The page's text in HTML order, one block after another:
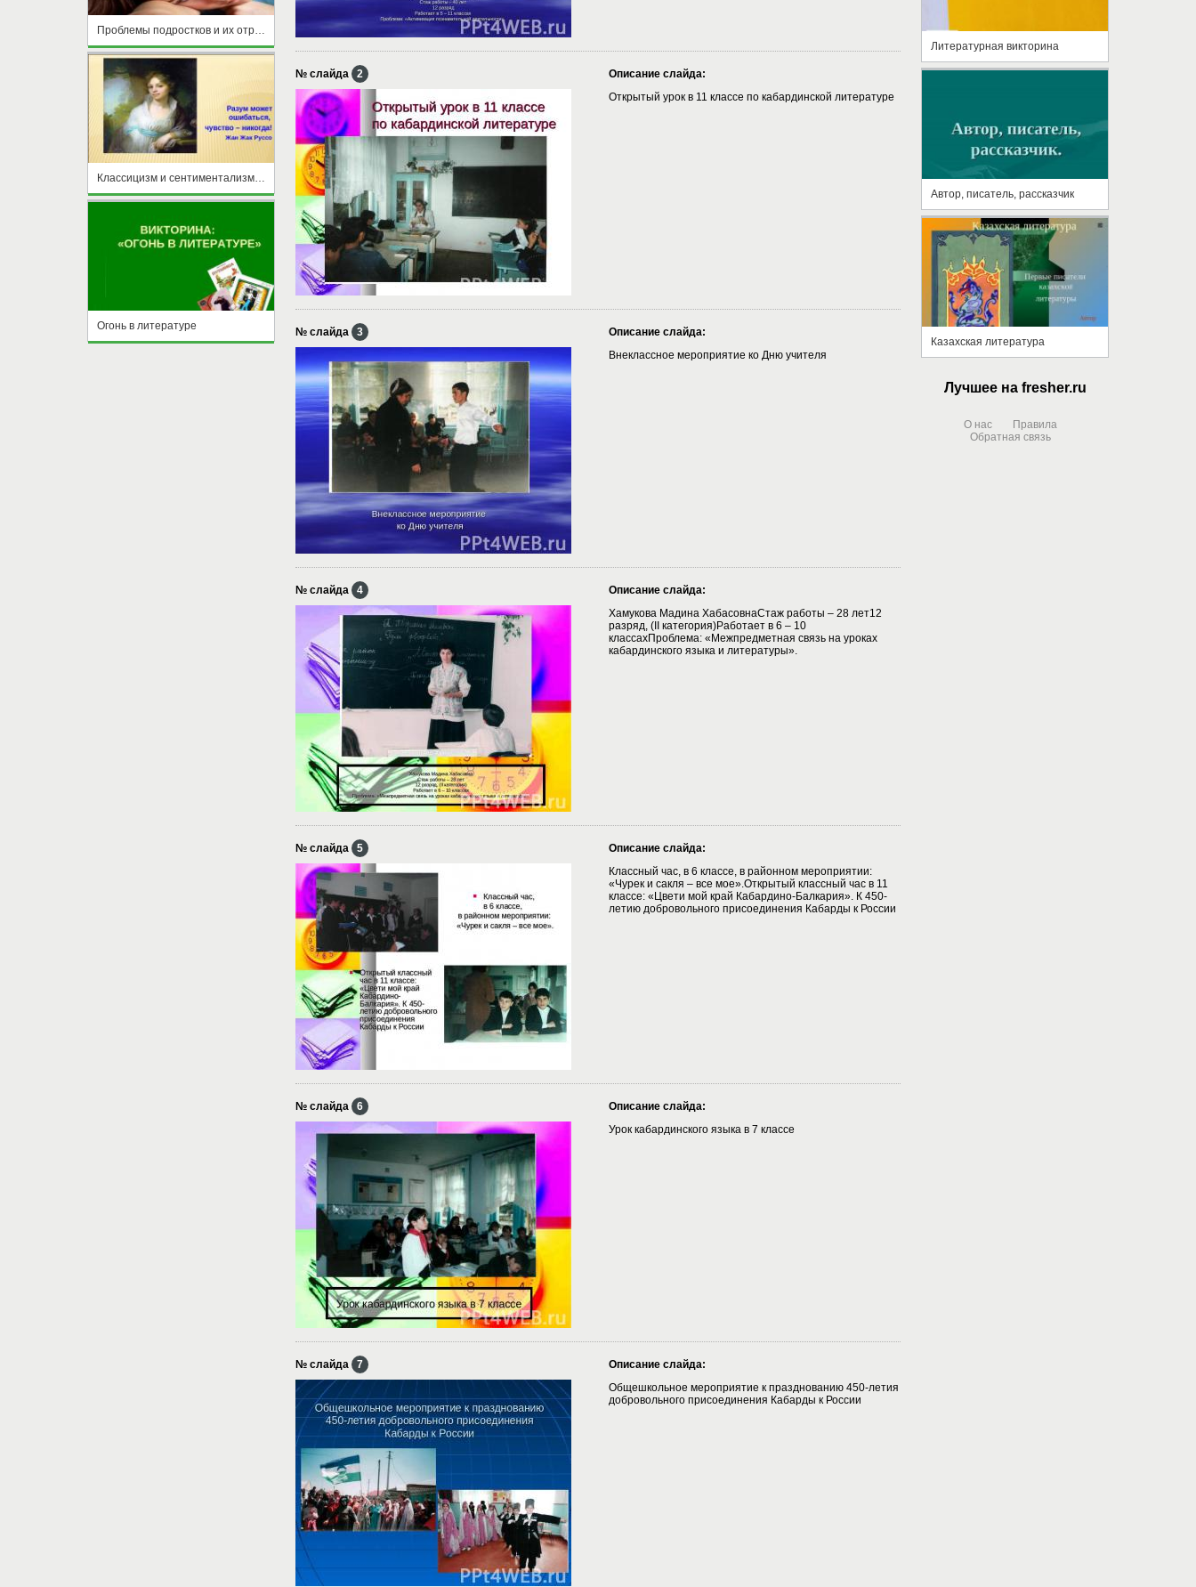
Классицизм и сентиментализм в живописи и литературе
Огонь в литературе
№ слайда 2
Описание слайда:
Открытый урок в 11 классе по кабардинской литературе
№ слайда 3
Описание слайда:
Внеклассное мероприятие ко Дню учителя
№ слайда 4
Описание слайда:
Хамукова Мадина ХабасовнаСтаж работы – 28 лет12
разряд, (II категория)Работает в 6 – 10
классахПроблема: «Межпредметная связь на уроках
кабардинского языка и литературы».
№ слайда 5
Описание слайда:
Классный час, в 6 классе, в районном мероприятии:
«Чурек и сакля – все мое».Открытый классный час в 11
классе: «Цвети мой край Кабардино-Балкария». К 450-
летию добровольного присоединения Кабарды к России
№ слайда 6
Описание слайда:
Урок кабардинского языка в 7 классе
№ слайда 7
Описание слайда:
Общешкольное мероприятие к празднованию 450-летия
добровольного присоединения Кабарды к России
Литературная викторина
Автор, писатель, рассказчик
Казахская литература
Лучшее на fresher.ru
О нас
Правила
Обратная связь